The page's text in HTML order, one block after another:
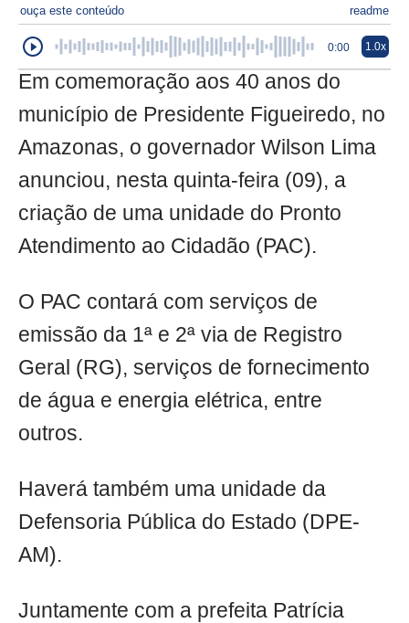
ouça este conteúdo readme
0:00 1.0x
Em comemoração aos 40 anos do
município de Presidente Figueiredo, no
Amazonas, o governador Wilson Lima
anunciou, nesta quinta-feira (09), a
criação de uma unidade do Pronto
Atendimento ao Cidadão (PAC).
O PAC contará com serviços de
emissão da 1ª e 2ª via de Registro
Geral (RG), serviços de fornecimento
de água e energia elétrica, entre
outros.
Haverá também uma unidade da
Defensoria Pública do Estado (DPE-
AM).
Juntamente com a prefeita Patrícia